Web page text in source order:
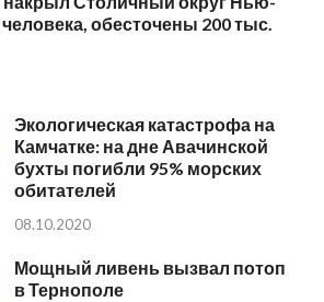
обесточены 200 тыс.
Экологическая катастрофа на
Камчатке: на дне Авачинской
бухты погибли 95% морских
обитателей
08.10.2020
Мощный ливень вызвал потоп
в Тернополе